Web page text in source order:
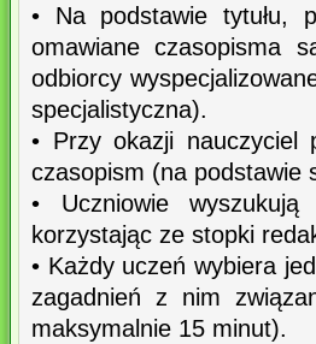
• Na podstawie tytułu,
omawiane czasopisma
odbiorcy
specjalistyczna).
• Przy okazji nauczyciel
czasopism (na podstawie
• Uczniowie
korzystając ze stopki
• Każdy uczeń wybiera
zagadnień z nim
maksymalnie 15 minut).